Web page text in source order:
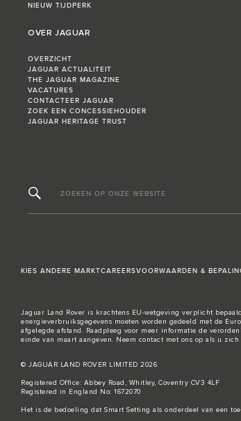
NIEUW TIJDPERK
OVER JAGUAR
OVERZICHT
JAGUAR ACTUALITEIT
THE JAGUAR MAGAZINE
VACATURES
CONTACTEER JAGUAR
ZOEK EEN CONCESSIEHOUDER
JAGUAR HERITAGE TRUST
ZOEKEN OP ONZE WEBSITE
KIES ANDERE MARKTCAREERSVOORWAARDEN &
Jaguar Land Rover is krachtens EU-wetgeving verplicht
energieverbruiksgegevens moeten worden gedeeld met de
afgelegde afstand. Raadpleeg voor meer informatie de
einde van maart aangeven. Neem contact met ons op als u zich
© JAGUAR LAND ROVER LIMITED 2026
Registered Office: Abbey Road, Whitley, Coventry CV3 4LF
Registered in England No: 1672070
Het is de bedoeling dat Smart Setting als onderdeel van een